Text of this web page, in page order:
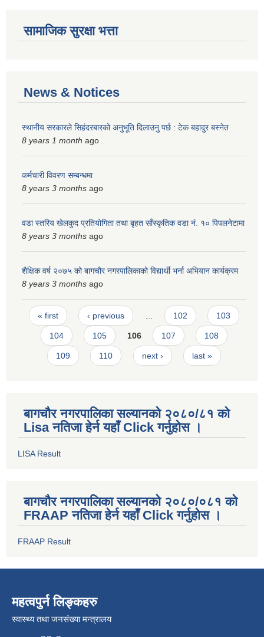
सामाजिक सुरक्षा भत्ता
News & Notices
स्थानीय सरकारले सिहंदरबारको अनुभूति दिलाउनु पर्छ : टेक बहादुर बस्नेत
8 years 1 month ago
कर्मचारी विवरण सम्बन्धमा
8 years 3 months ago
वडा स्तरिय खेलकुद प्रतियोगिता तथा बृहत साँस्कृतिक वडा नं. १० पिपलनेटामा
8 years 3 months ago
शैक्षिक वर्ष २०७५ को बागचौर नगरपालिकाको विद्यार्थी भर्ना अभियान कार्यक्रम
8 years 3 months ago
Pages
« first ‹ previous … 102 103
104 105 106 107 108
109 110 next › last »
बागचौर नगरपालिका सल्यानको २०८०/८१ को
Lisa नतिजा हेर्न यहाँ Click गर्नुहोस ।
LISA Result
बागचौर नगरपालिका सल्यानको २०८०/०८१ को
FRAAP नतिजा हेर्न यहाँ Click गर्नुहोस ।
FRAAP Result
महत्वपुर्न लिङ्कहरु
स्वास्थ्य तथा जनसंख्या मन्त्रालय